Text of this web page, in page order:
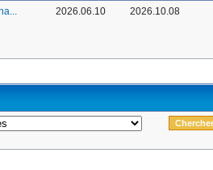
2026.06.10 2026.10.08